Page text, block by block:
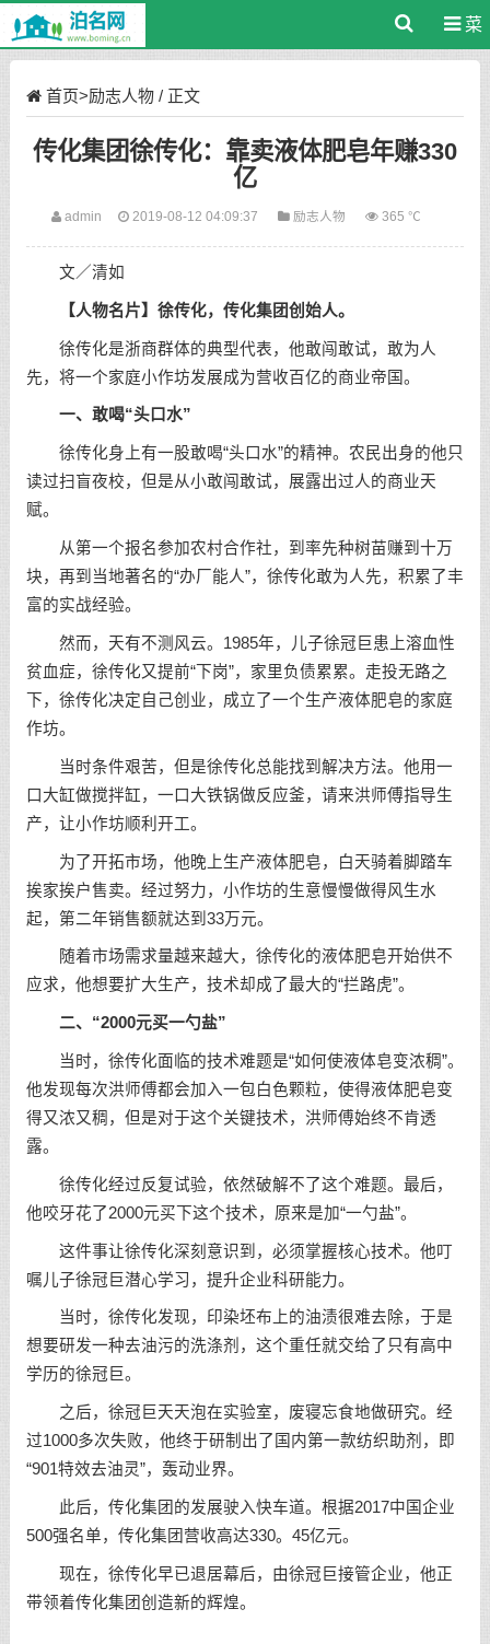
菜
首页>励志人物/ 正文
传化集团徐传化：靠卖液体肥皂年赚330
亿
admin 2019-08-12 04:09:37 励志人物 365 ℃
文／清如
【人物名片】徐传化，传化集团创始人。
徐传化是浙商群体的典型代表，他敢闯敢试，敢为人
先，将一个家庭小作坊发展成为营收百亿的商业帝国。
一、敢喝“头口水”
徐传化身上有一股敢喝“头口水”的精神。农民出身的他只
读过扫盲夜校，但是从小敢闯敢试，展露出过人的商业天
赋。
从第一个报名参加农村合作社，到率先种树苗赚到十万
块，再到当地著名的“办厂能人”，徐传化敢为人先，积累了丰
富的实战经验。
然而，天有不测风云。1985年，儿子徐冠巨患上溶血性
贫血症，徐传化又提前“下岗”，家里负债累累。走投无路之
下，徐传化决定自己创业，成立了一个生产液体肥皂的家庭
作坊。
当时条件艰苦，但是徐传化总能找到解决方法。他用一
口大缸做搅拌缸，一口大铁锅做反应釜，请来洪师傅指导生
产，让小作坊顺利开工。
为了开拓市场，他晚上生产液体肥皂，白天骑着脚踏车
挨家挨户售卖。经过努力，小作坊的生意慢慢做得风生水
起，第二年销售额就达到33万元。
随着市场需求量越来越大，徐传化的液体肥皂开始供不
应求，他想要扩大生产，技术却成了最大的“拦路虎”。
二、“2000元买一勺盐”
当时，徐传化面临的技术难题是“如何使液体皂变浓稠”。
他发现每次洪师傅都会加入一包白色颗粒，使得液体肥皂变
得又浓又稠，但是对于这个关键技术，洪师傅始终不肯透
露。
徐传化经过反复试验，依然破解不了这个难题。最后，
他咬牙花了2000元买下这个技术，原来是加“一勺盐”。
这件事让徐传化深刻意识到，必须掌握核心技术。他叮
嘱儿子徐冠巨潜心学习，提升企业科研能力。
当时，徐传化发现，印染坯布上的油渍很难去除，于是
想要研发一种去油污的洗涤剂，这个重任就交给了只有高中
学历的徐冠巨。
之后，徐冠巨天天泡在实验室，废寝忘食地做研究。经
过1000多次失败，他终于研制出了国内第一款纺织助剂，即
“901特效去油灵”，轰动业界。
此后，传化集团的发展驶入快车道。根据2017中国企业
500强名单，传化集团营收高达330。45亿元。
现在，徐传化早已退居幕后，由徐冠巨接管企业，他正
带领着传化集团创造新的辉煌。